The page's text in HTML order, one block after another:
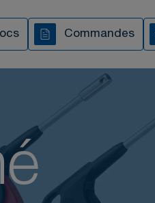
NOS VIDÉOS
Commandes